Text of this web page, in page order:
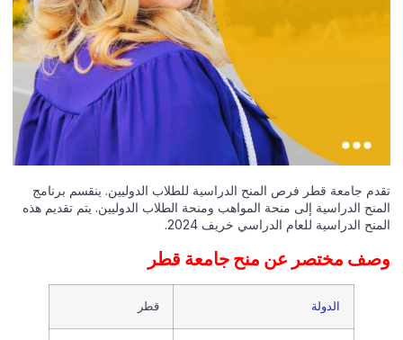
تقدم جامعة قطر فرص المنح الدراسية للطلاب الدوليين. ينقسم برنامج
المنح الدراسية إلى منحة المواهب ومنحة الطلاب الدوليين. يتم تقديم هذه
المنح الدراسية للعام الدراسي خريف 2024.
وصف مختصر عن منح جامعة قطر
الدولة قطر